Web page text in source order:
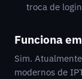
troca de
Funciona
Sim.
modernos de